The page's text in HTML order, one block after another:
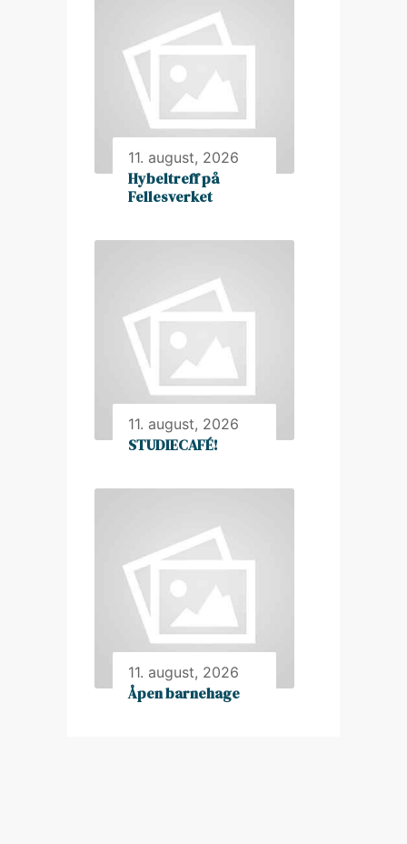
11. august, 2026
Hybeltreff på
Fellesverket
11. august, 2026
STUDIECAFÉ!
11. august, 2026
Åpen barnehage